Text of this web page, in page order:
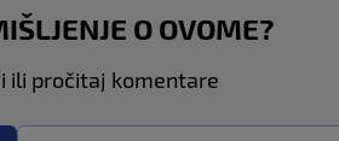
O OVOME?
ili pročitaj komentare